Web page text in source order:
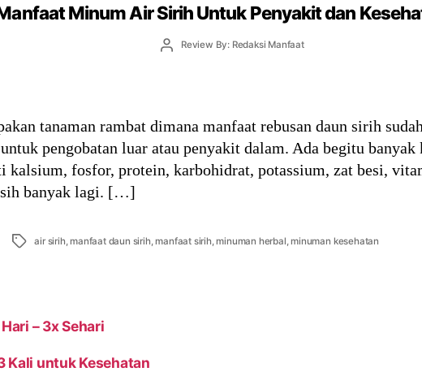
Minum Air Sirih Untuk Penyakit dan
PostReview By: Redaksi Manfaat
tanaman rambat dimana manfaat rebusan daun sirih
pengobatan luar atau penyakit dalam. Ada begitu banyak
kalsium, fosfor, protein, karbohidrat, potassium, zat besi,
banyak lagi. […]
Tags air sirih ,manfaat daun sirih ,manfaat sirih ,minuman herbal ,minuman kesehatan
– 3x Sehari
Kali untuk Kesehatan